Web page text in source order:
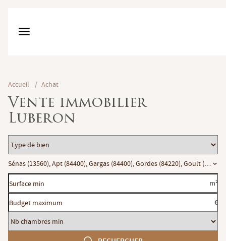
Accueil / Achat
Vente immobilier
Luberon
Type
de
bien
Localisation
Sénas (13560), Apt (84400), Gargas (84400), Gordes (84220), Goult
Surface
min
m²
Budget
maximum
€
Nb
chambres